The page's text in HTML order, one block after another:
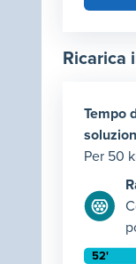
Ricarica
Tempo
Per 50